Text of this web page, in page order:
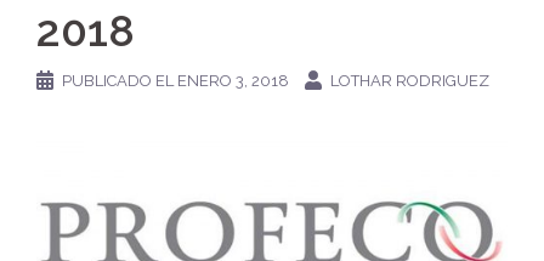
2018
PUBLICADO EL ENERO 3, 2018 LOTHAR RODRIGUEZ